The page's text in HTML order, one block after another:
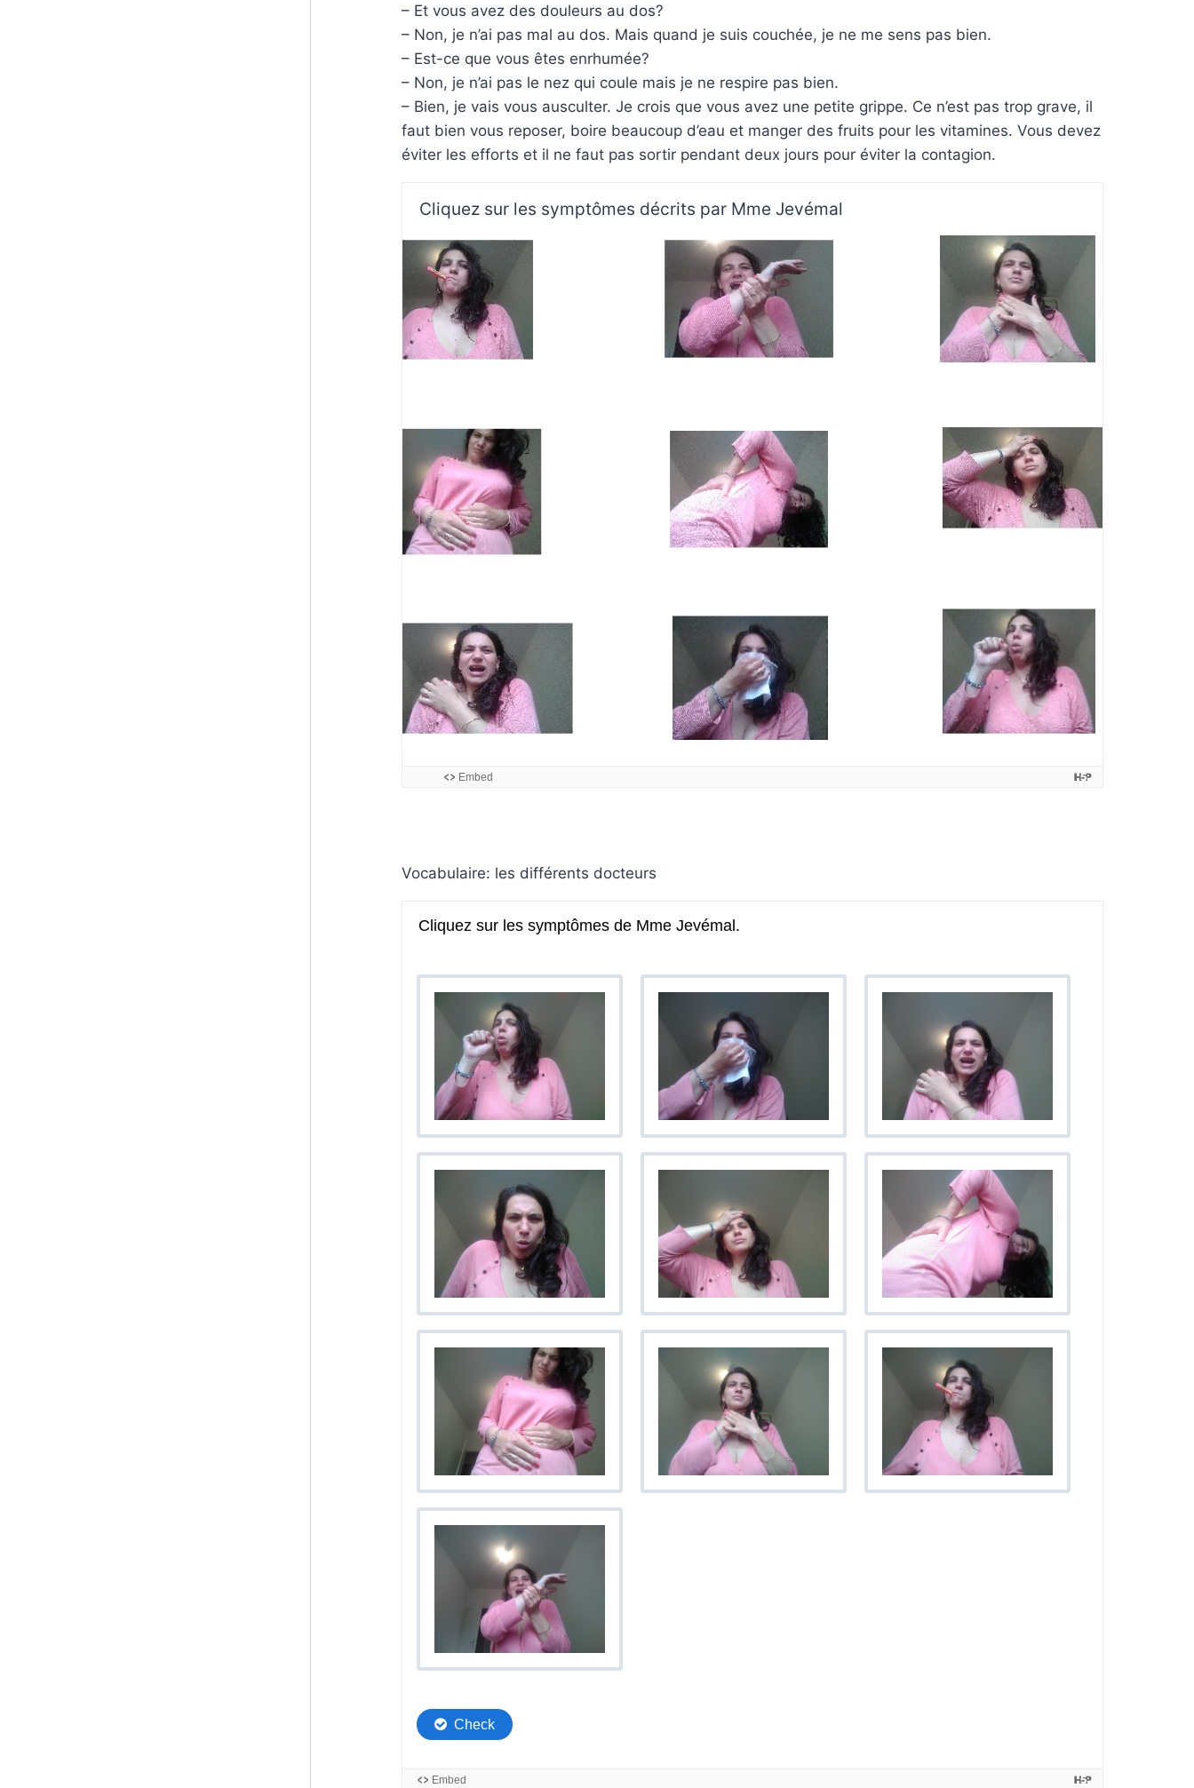
– Et vous avez des douleurs au dos?
– Non, je n’ai pas mal au dos. Mais quand je suis couchée, je ne me sens pas bien.
– Est-ce que vous êtes enrhumée?
– Non, je n’ai pas le nez qui coule mais je ne respire pas bien.
– Bien, je vais vous ausculter. Je crois que vous avez une petite grippe. Ce n’est pas trop grave, il
faut bien vous reposer, boire beaucoup d’eau et manger des fruits pour les vitamines. Vous devez
éviter les efforts et il ne faut pas sortir pendant deux jours pour éviter la contagion.
Cliquez sur les symptômes décrits par Mme Jevémal
Embed
Vocabulaire: les différents docteurs